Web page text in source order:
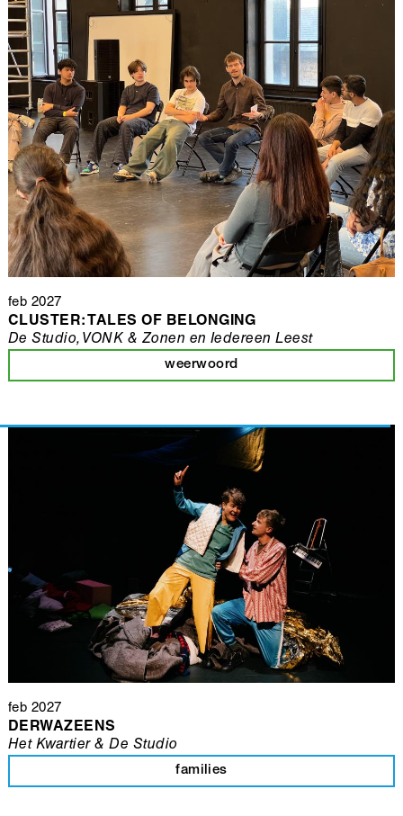
feb 2027
CLUSTER: TALES OF BELONGING
weerwoord
De Studio, VONK & Zonen en Iedereen Leest
feb 2027
DERWAZEENS
families
Het Kwartier & De Studio